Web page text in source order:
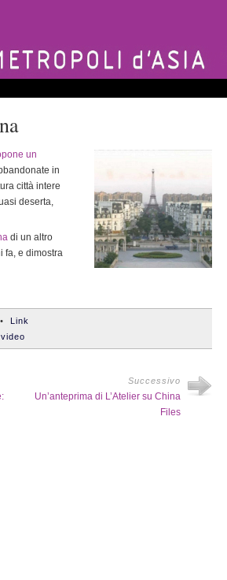
un
in
città intere
deserta,
di un altro
fa, e dimostra
Link
video
Successivo
Un’anteprima di L’Atelier su China
Files